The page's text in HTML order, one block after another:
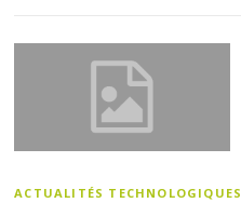
ACTUALITÉS TECHNOLOGIQUES